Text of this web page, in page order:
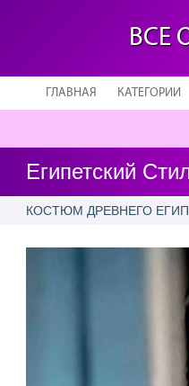
ВСЕ
ГЛАВНАЯ КАТЕГОРИИ
Египетский
КОСТЮМ ДРЕВНЕГО